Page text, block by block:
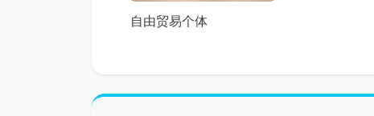
自由贸易个体